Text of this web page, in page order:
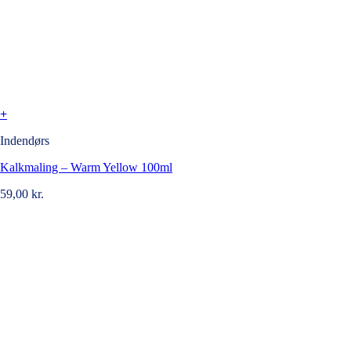
+
Indendørs
Kalkmaling – Warm Yellow 100ml
59,00 kr.